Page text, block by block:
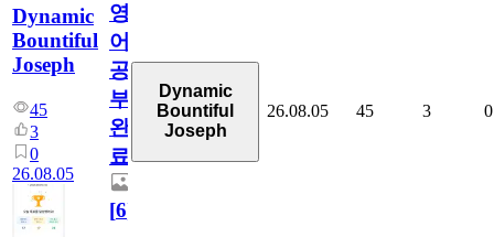
Dynamic
Bountiful
Joseph
45
3
0
26.08.05
영
어
공
부
완
료
[6]
Dynamic
Bountiful
Joseph
26.08.05 45 3 0